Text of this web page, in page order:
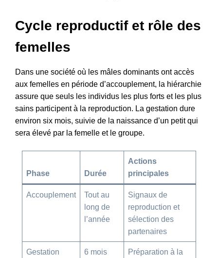
Cycle reproductif et rôle des
femelles
Dans une société où les mâles dominants ont accès
aux femelles en période d’accouplement, la hiérarchie
assure que seuls les individus les plus forts et les plus
sains participent à la reproduction. La gestation dure
environ six mois, suivie de la naissance d’un petit qui
sera élevé par la femelle et le groupe.
Phase Durée
Actions
principales
Accouplement
Tout au
long de
l’année
Signaux de
reproduction et
sélection des
partenaires
Gestation 6 mois
Préparation à la